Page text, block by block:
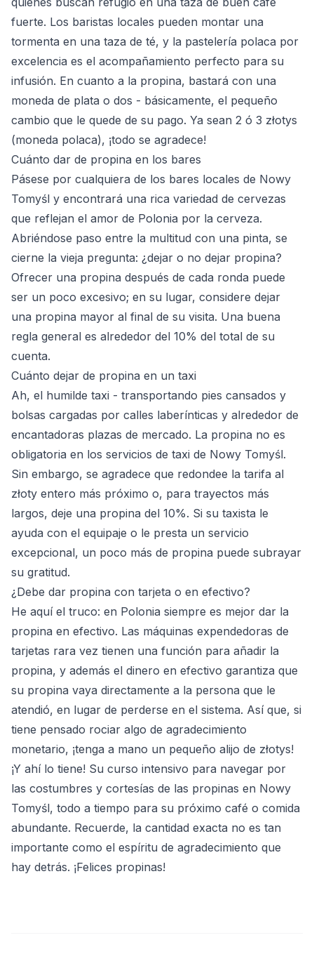
fuerte. Los baristas locales pueden montar una
tormenta en una taza de té, y la pastelería polaca por
excelencia es el acompañamiento perfecto para su
infusión. En cuanto a la propina, bastará con una
moneda de plata o dos - básicamente, el pequeño
cambio que le quede de su pago. Ya sean 2 ó 3 złotys
(moneda polaca), ¡todo se agradece!
Cuánto dar de propina en los bares
Pásese por cualquiera de los bares locales de Nowy
Tomyśl y encontrará una rica variedad de cervezas
que reflejan el amor de Polonia por la cerveza.
Abriéndose paso entre la multitud con una pinta, se
cierne la vieja pregunta: ¿dejar o no dejar propina?
Ofrecer una propina después de cada ronda puede
ser un poco excesivo; en su lugar, considere dejar
una propina mayor al final de su visita. Una buena
regla general es alrededor del 10% del total de su
cuenta.
Cuánto dejar de propina en un taxi
Ah, el humilde taxi - transportando pies cansados y
bolsas cargadas por calles laberínticas y alrededor de
encantadoras plazas de mercado. La propina no es
obligatoria en los servicios de taxi de Nowy Tomyśl.
Sin embargo, se agradece que redondee la tarifa al
złoty entero más próximo o, para trayectos más
largos, deje una propina del 10%. Si su taxista le
ayuda con el equipaje o le presta un servicio
excepcional, un poco más de propina puede subrayar
su gratitud.
¿Debe dar propina con tarjeta o en efectivo?
He aquí el truco: en Polonia siempre es mejor dar la
propina en efectivo. Las máquinas expendedoras de
tarjetas rara vez tienen una función para añadir la
propina, y además el dinero en efectivo garantiza que
su propina vaya directamente a la persona que le
atendió, en lugar de perderse en el sistema. Así que, si
tiene pensado rociar algo de agradecimiento
monetario, ¡tenga a mano un pequeño alijo de złotys!
¡Y ahí lo tiene! Su curso intensivo para navegar por
las costumbres y cortesías de las propinas en Nowy
Tomyśl, todo a tiempo para su próximo café o comida
abundante. Recuerde, la cantidad exacta no es tan
importante como el espíritu de agradecimiento que
hay detrás. ¡Felices propinas!